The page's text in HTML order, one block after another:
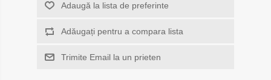
Adaugă la lista de preferinte
Adăugați pentru a compara lista
Trimite Email la un prieten